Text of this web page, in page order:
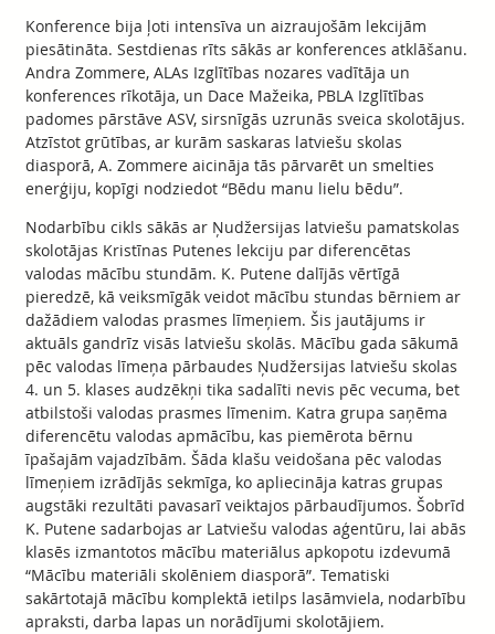
Konference bija ļoti intensīva un aizraujošām lekcijām
piesātināta. Sestdienas rīts sākās ar konferences atklāšanu.
Andra Zommere, ALAs Izglītības nozares vadītāja un
konferences rīkotāja, un Dace Mažeika, PBLA Izglītības
padomes pārstāve ASV, sirsnīgās uzrunās sveica skolotājus.
Atzīstot grūtības, ar kurām saskaras latviešu skolas
diasporā, A. Zommere aicināja tās pārvarēt un smelties
enerģiju, kopīgi nodziedot “Bēdu manu lielu bēdu”.
Nodarbību cikls sākās ar Ņudžersijas latviešu pamatskolas
skolotājas Kristīnas Putenes lekciju par diferencētas
valodas mācību stundām. K. Putene dalījās vērtīgā
pieredzē, kā veiksmīgāk veidot mācību stundas bērniem ar
dažādiem valodas prasmes līmeņiem. Šis jautājums ir
aktuāls gandrīz visās latviešu skolās. Mācību gada sākumā
pēc valodas līmeņa pārbaudes Ņudžersijas latviešu skolas
4. un 5. klases audzēkņi tika sadalīti nevis pēc vecuma, bet
atbilstoši valodas prasmes līmenim. Katra grupa saņēma
diferencētu valodas apmācību, kas piemērota bērnu
īpašajām vajadzībām. Šāda klašu veidošana pēc valodas
līmeņiem izrādījās sekmīga, ko apliecināja katras grupas
augstāki rezultāti pavasarī veiktajos pārbaudījumos. Šobrīd
K. Putene sadarbojas ar Latviešu valodas aģentūru, lai abās
klasēs izmantotos mācību materiālus apkopotu izdevumā
“Mācību materiāli skolēniem diasporā”. Tematiski
sakārtotajā mācību komplektā ietilps lasāmviela, nodarbību
apraksti, darba lapas un norādījumi skolotājiem.